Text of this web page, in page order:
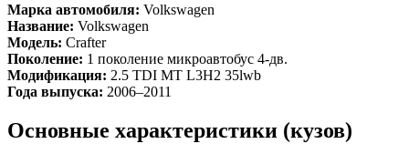
Марка автомобиля: Volkswagen
Название: Volkswagen
Модель: Crafter
Поколение: 1 поколение микроавтобус 4-дв.
Модификация: 2.5 TDI MT L3H2 35lwb
Года выпуска: 2006–2011
Основные характеристики (кузов)